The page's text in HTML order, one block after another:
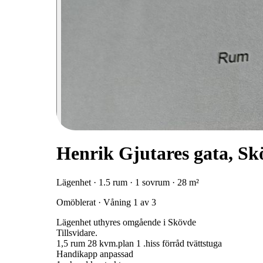
Henrik Gjutares gata,
Lägenhet · 1.5 rum · 1 sovrum · 28 m²
Omöblerat · Våning 1 av 3
Lägenhet uthyres omgående i Skövde
Tillsvidare.
1,5 rum 28 kvm.plan 1 .hiss förråd tvättstuga
Handikapp anpassad